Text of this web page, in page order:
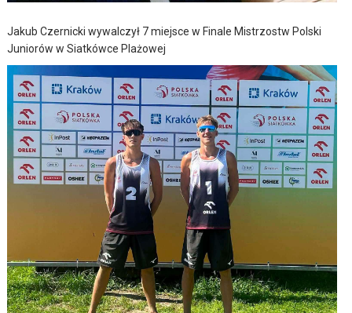
Jakub Czernicki wywalczył 7 miejsce w Finale Mistrzostw Polski
Juniorów w Siatkówce Plażowej